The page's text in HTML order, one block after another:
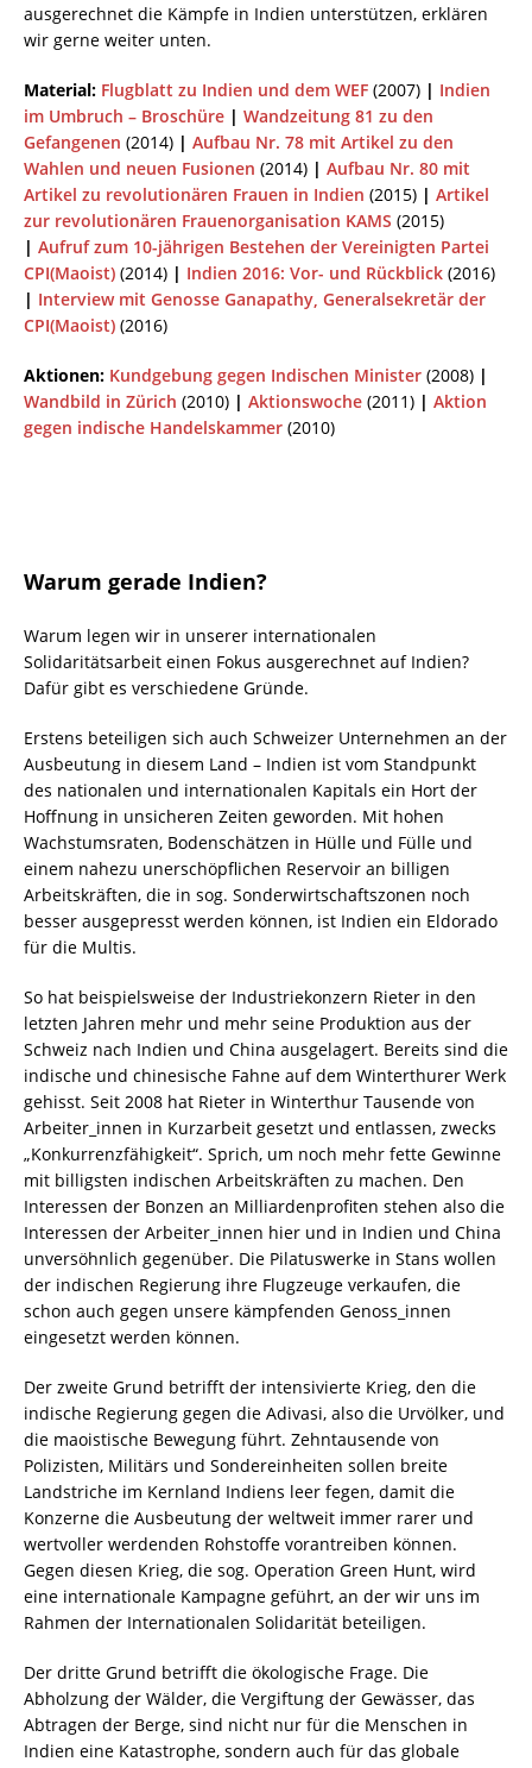
ausgerechnet die Kämpfe in Indien unterstützen, erklären
wir gerne weiter unten.
Material: Flugblatt zu Indien und dem WEF (2007) | Indien
im Umbruch – Broschüre | Wandzeitung 81 zu den
Gefangenen (2014) | Aufbau Nr. 78 mit Artikel zu den
Wahlen und neuen Fusionen (2014) | Aufbau Nr. 80 mit
Artikel zu revolutionären Frauen in Indien (2015) | Artikel
zur revolutionären Frauenorganisation KAMS (2015)
| Aufruf zum 10-jährigen Bestehen der Vereinigten Partei
CPI(Maoist) (2014) | Indien 2016: Vor- und Rückblick (2016)
| Interview mit Genosse Ganapathy, Generalsekretär der
CPI(Maoist) (2016)
Aktionen: Kundgebung gegen Indischen Minister (2008) |
Wandbild in Zürich (2010) | Aktionswoche (2011) | Aktion
gegen indische Handelskammer (2010)
Warum gerade Indien?
Warum legen wir in unserer internationalen
Solidaritätsarbeit einen Fokus ausgerechnet auf Indien?
Dafür gibt es verschiedene Gründe.
Erstens beteiligen sich auch Schweizer Unternehmen an der
Ausbeutung in diesem Land – Indien ist vom Standpunkt
des nationalen und internationalen Kapitals ein Hort der
Hoffnung in unsicheren Zeiten geworden. Mit hohen
Wachstumsraten, Bodenschätzen in Hülle und Fülle und
einem nahezu unerschöpflichen Reservoir an billigen
Arbeitskräften, die in sog. Sonderwirtschaftszonen noch
besser ausgepresst werden können, ist Indien ein Eldorado
für die Multis.
So hat beispielsweise der Industriekonzern Rieter in den
letzten Jahren mehr und mehr seine Produktion aus der
Schweiz nach Indien und China ausgelagert. Bereits sind die
indische und chinesische Fahne auf dem Winterthurer Werk
gehisst. Seit 2008 hat Rieter in Winterthur Tausende von
Arbeiter_innen in Kurzarbeit gesetzt und entlassen, zwecks
„Konkurrenzfähigkeit“. Sprich, um noch mehr fette Gewinne
mit billigsten indischen Arbeitskräften zu machen. Den
Interessen der Bonzen an Milliardenprofiten stehen also die
Interessen der Arbeiter_innen hier und in Indien und China
unversöhnlich gegenüber. Die Pilatuswerke in Stans wollen
der indischen Regierung ihre Flugzeuge verkaufen, die
schon auch gegen unsere kämpfenden Genoss_innen
eingesetzt werden können.
Der zweite Grund betrifft der intensivierte Krieg, den die
indische Regierung gegen die Adivasi, also die Urvölker, und
die maoistische Bewegung führt. Zehntausende von
Polizisten, Militärs und Sondereinheiten sollen breite
Landstriche im Kernland Indiens leer fegen, damit die
Konzerne die Ausbeutung der weltweit immer rarer und
wertvoller werdenden Rohstoffe vorantreiben können.
Gegen diesen Krieg, die sog. Operation Green Hunt, wird
eine internationale Kampagne geführt, an der wir uns im
Rahmen der Internationalen Solidarität beteiligen.
Der dritte Grund betrifft die ökologische Frage. Die
Abholzung der Wälder, die Vergiftung der Gewässer, das
Abtragen der Berge, sind nicht nur für die Menschen in
Indien eine Katastrophe, sondern auch für das globale